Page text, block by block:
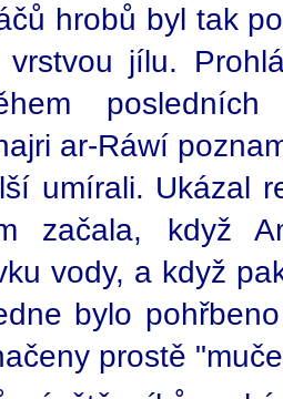
hrobů byl tak
vrstvou jílu.
ar-Ráwí
umírali. Ukázal
začala, když
vody, a když
bylo
prostě